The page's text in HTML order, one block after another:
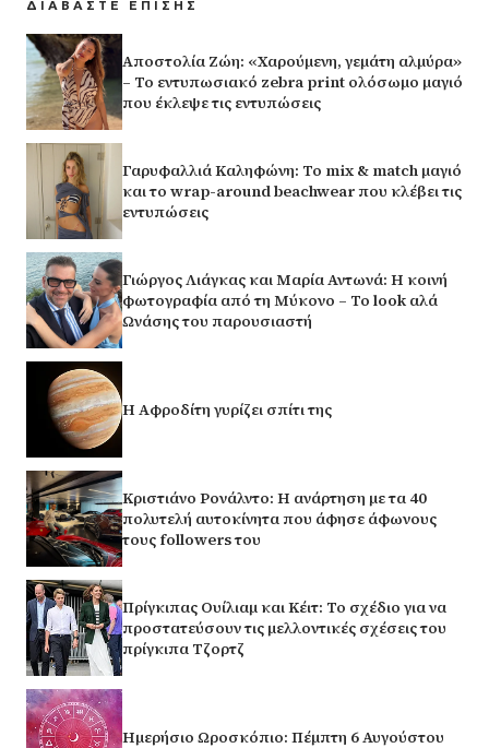
ΔΙΑΒΑΣΤΕ ΕΠΙΣΗΣ
Αποστολία Ζώη: «Χαρούμενη, γεμάτη αλμύρα»
– Το εντυπωσιακό zebra print ολόσωμο μαγιό
που έκλεψε τις εντυπώσεις
Γαρυφαλλιά Καληφώνη: Το mix & match μαγιό
και το wrap-around beachwear που κλέβει τις
εντυπώσεις
Γιώργος Λιάγκας και Μαρία Αντωνά: Η κοινή
φωτογραφία από τη Μύκονο – Το look αλά
Ωνάσης του παρουσιαστή
H Αφροδίτη γυρίζει σπίτι της
Κριστιάνο Ρονάλντο: Η ανάρτηση με τα 40
πολυτελή αυτοκίνητα που άφησε άφωνους
τους followers του
Πρίγκιπας Ουίλιαμ και Κέιτ: Το σχέδιο για να
προστατεύσουν τις μελλοντικές σχέσεις του
πρίγκιπα Τζορτζ
Ημερήσιο Ωροσκόπιο: Πέμπτη 6 Αυγούστου